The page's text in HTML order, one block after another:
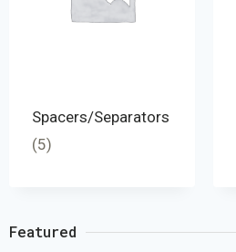
Spacers/Separators
(5)
Featured